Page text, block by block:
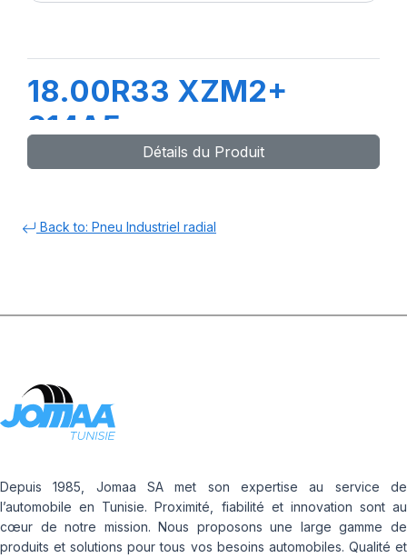
18.00R33 XZM2+
214A5
Détails du Produit
Back to: Pneu Industriel radial
Depuis 1985, Jomaa SA met son expertise au service de
l’automobile en Tunisie. Proximité, fiabilité et innovation sont au
cœur de notre mission. Nous proposons une large gamme de
produits et solutions pour tous vos besoins automobiles. Qualité et